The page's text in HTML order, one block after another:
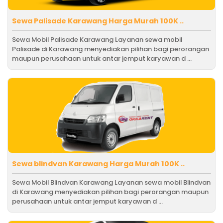
Sewa Palisade Karawang Harga Murah 100K ..
Sewa Mobil Palisade Karawang Layanan sewa mobil
Palisade di Karawang menyediakan pilihan bagi perorangan
maupun perusahaan untuk antar jemput karyawan d ...
Sewa blindvan Karawang Harga Murah 100K ..
Sewa Mobil Blindvan Karawang Layanan sewa mobil Blindvan
di Karawang menyediakan pilihan bagi perorangan maupun
perusahaan untuk antar jemput karyawan d ...